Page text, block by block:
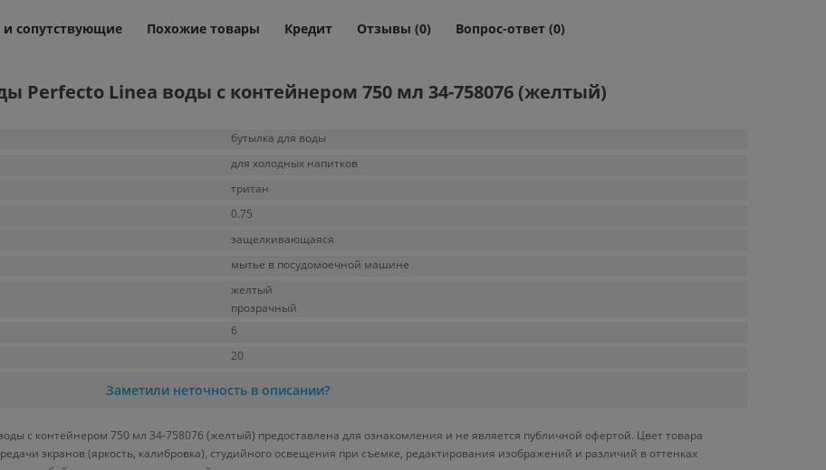
и сопутствующие Похожие товары Кредит Отзывы (0) Вопрос-ответ (0)
Perfecto Linea воды с контейнером 750 мл 34-758076 (желтый)
бутылка для воды
для холодных напитков
тритан
0.75
защелкивающаяся
мытье в посудомоечной машине
желтый
прозрачный
6
20
Заметили неточность в описании?
с контейнером 750 мл 34-758076 (желтый) предоставлена для ознакомления и не является публичной офертой. Цвет товара
экранов (яркость, калибровка), студийного освещения при съемке, редактирования изображений и различий в оттенках